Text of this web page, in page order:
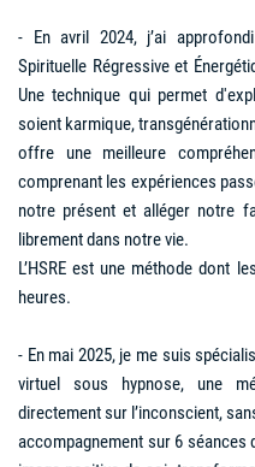
- En avril 2024, j’ai
Spirituelle Régressive et
Une technique qui permet
soient karmique,
offre une meilleure
comprenant les expériences
notre présent et alléger notre
librement dans notre vie.
L’HSRE est une méthode dont
heures.
- En mai 2025, je me suis
virtuel sous hypnose, une
directement sur l’inconscient,
accompagnement sur 6 séances